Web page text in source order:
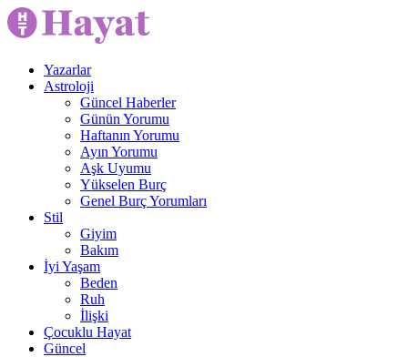
Yazarlar
Astroloji
Güncel Haberler
Günün Yorumu
Haftanın Yorumu
Ayın Yorumu
Aşk Uyumu
Yükselen Burç
Genel Burç Yorumları
Stil
Giyim
Bakım
İyi Yaşam
Beden
Ruh
İlişki
Çocuklu Hayat
Güncel